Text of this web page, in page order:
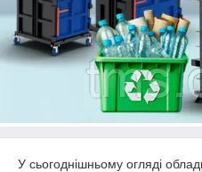
У сьогоднішньому огляді